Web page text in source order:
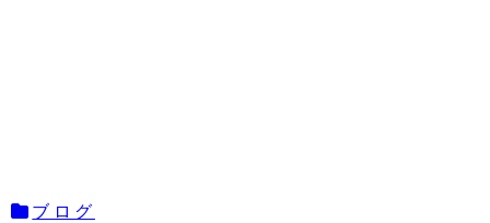
ブログ